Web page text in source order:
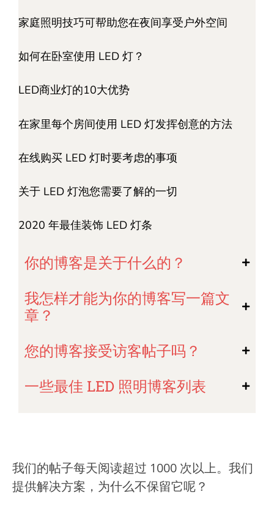
家庭照明技巧可帮助您在夜间享受户外空间
如何在卧室使用 LED 灯？
LED商业灯的10大优势
在家里每个房间使用 LED 灯发挥创意的方法
在线购买 LED 灯时要考虑的事项
关于 LED 灯泡您需要了解的一切
2020 年最佳装饰 LED 灯条
你的博客是关于什么的？
我怎样才能为你的博客写一篇文
章？
您的博客接受访客帖子吗？
一些最佳 LED 照明博客列表
我们的帖子每天阅读超过 1000 次以上。我们
提供解决方案，为什么不保留它呢？